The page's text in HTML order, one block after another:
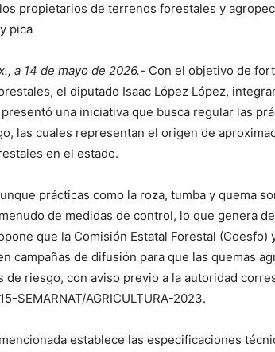
propietarios de terrenos forestales y
pica
a 14 de mayo de 2026.- Con el objetivo de
el diputado Isaac López López,
una iniciativa que busca regular las
las cuales representan el origen de
en el estado.
prácticas como la roza, tumba y quema
de medidas de control, lo que genera
que la Comisión Estatal Forestal (Coesfo)
campañas de difusión para que las quemas
de riesgo, con aviso previo a la autoridad
SEMARNAT/AGRICULTURA-2023.
establece las especificaciones